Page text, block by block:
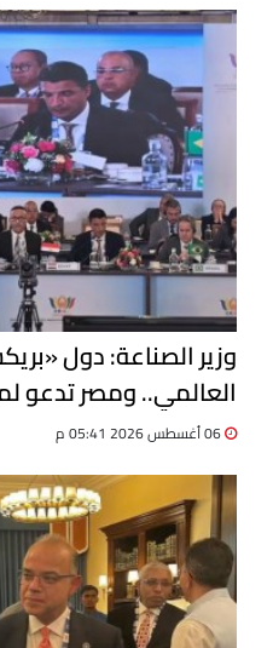
العالمي.. ومصر تدعو
مشتركة